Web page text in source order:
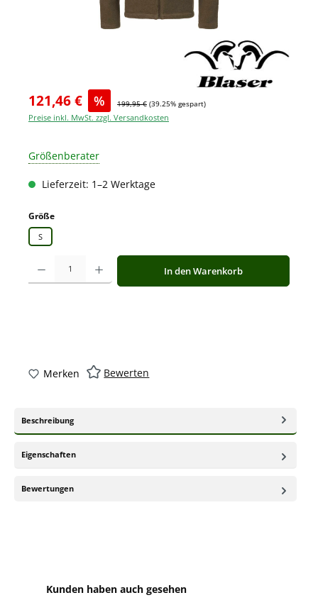
121,46 € % 199,95 € (39.25% gespart)
Preise inkl. MwSt. zzgl. Versandkosten
Größenberater
Lieferzeit: 1–2 Werktage
Größeauswählen
S
Produkt Anzahl: Gib den gewünschten Wert ein oder benutze die
In den Warenkorb
Merken Bewerten
Beschreibung
Eigenschaften
Bewertungen
Produktgalerie überspringen
Kunden haben auch gesehen